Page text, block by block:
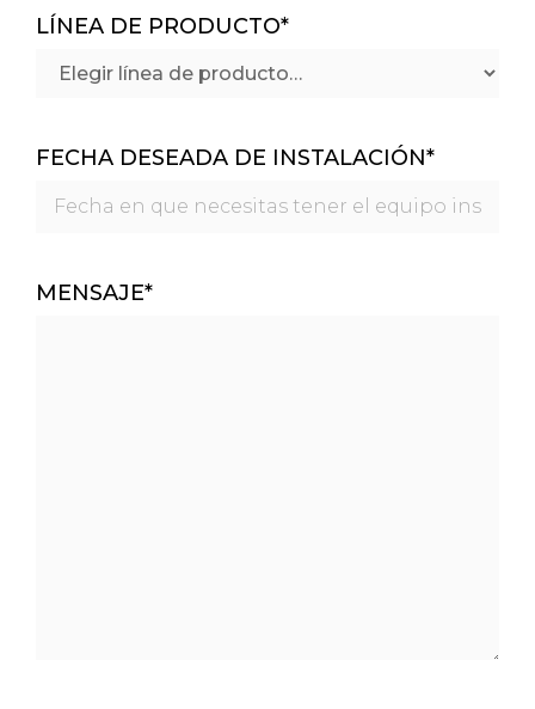
t
e
t
e
s
+
LÍNEA DE PRODUCTO*
FECHA DESEADA DE INSTALACIÓN*
MENSAJE*